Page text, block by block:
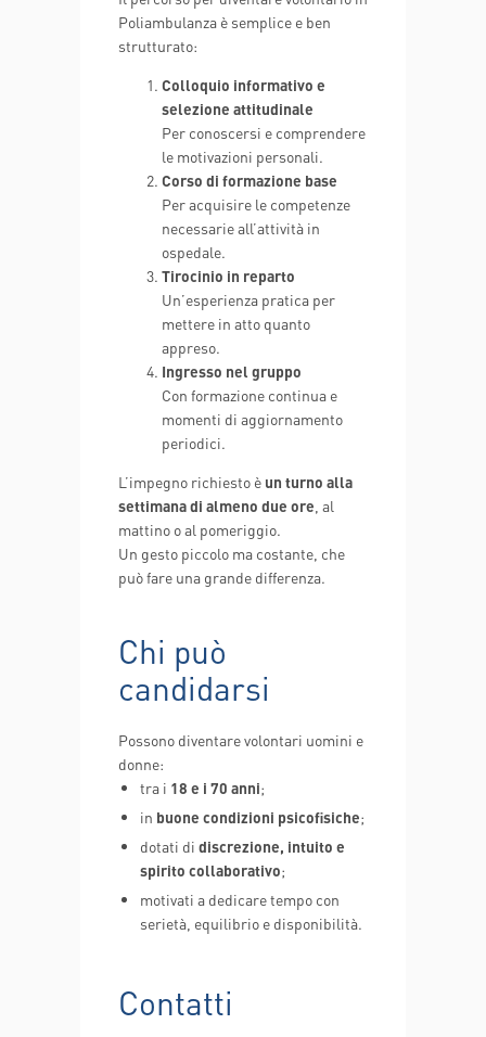
Poliambulanza è semplice e ben
strutturato:
Colloquio informativo e
selezione attitudinale
Per conoscersi e comprendere
le motivazioni personali.
Corso di formazione base
Per acquisire le competenze
necessarie all’attività in
ospedale.
Tirocinio in reparto
Un’esperienza pratica per
mettere in atto quanto
appreso.
Ingresso nel gruppo
Con formazione continua e
momenti di aggiornamento
periodici.
L’impegno richiesto è un turno alla
settimana di almeno due ore , al
mattino o al pomeriggio.
Un gesto piccolo ma costante, che
può fare una grande differenza.
Chi può
candidarsi
Possono diventare volontari uomini e
donne:
tra i 18 e i 70 anni;
in buone condizioni psicofisiche;
dotati di discrezione, intuito e
spirito collaborativo;
motivati a dedicare tempo con
serietà, equilibrio e disponibilità.
Contatti